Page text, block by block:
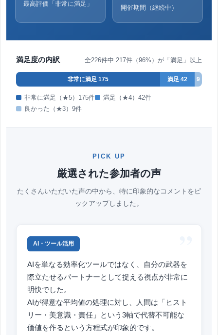
最高評価「非常に満足」
開催期間（継続中）
満足度の内訳 全226件中 217件（96%）が「満足」以上
非常に満足 175 満足 42 9
非常に満足（★5）175件
満足（★4）42件
良かった（★3）9件
PICK UP
厳選された参加者の声
たくさんいただいた声の中から、特に印象的なコメントをピ
ックアップしました。
AI・ツール活用
AIを単なる効率化ツールではなく、自分の武器を
際立たせるパートナーとして捉える視点が非常に
明快でした。
AIが得意な平均値の処理に対し、人間は「ヒスト
リー・美意識・責任」という3軸で代替不可能な
価値を作るという方程式が印象的です。